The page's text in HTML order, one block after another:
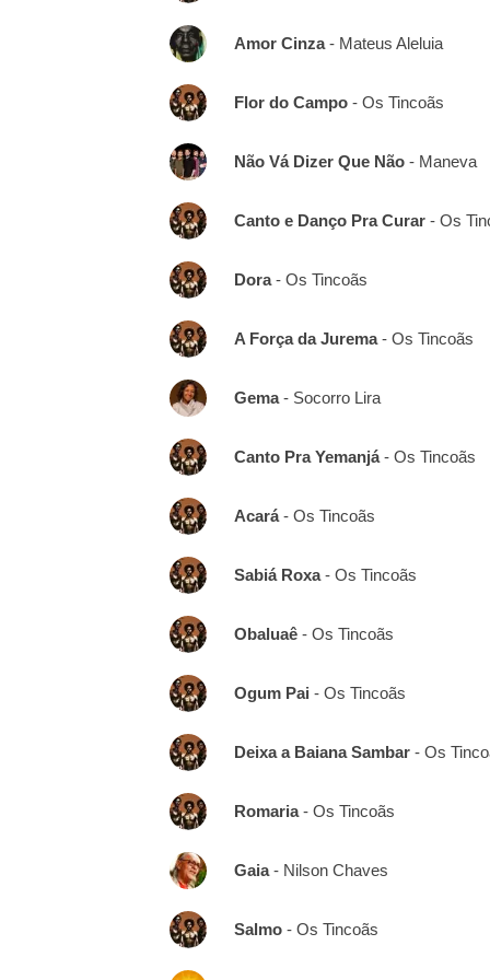
Amor Cinza- Mateus Aleluia
Flor do Campo- Os Tincoãs
Não Vá Dizer Que Não- Maneva
Canto e Danço Pra Curar- Os
Dora- Os Tincoãs
A Força da Jurema- Os Tincoãs
Gema- Socorro Lira
Canto Pra Yemanjá- Os Tincoãs
Acará- Os Tincoãs
Sabiá Roxa- Os Tincoãs
Obaluaê- Os Tincoãs
Ogum Pai - Os Tincoãs
Deixa a Baiana Sambar- Os
Romaria- Os Tincoãs
Gaia- Nilson Chaves
Salmo- Os Tincoãs